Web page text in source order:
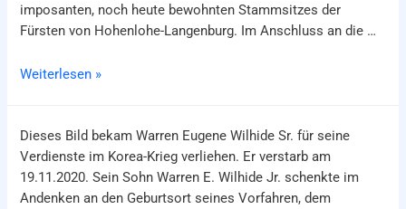
imposanten, noch heute bewohnten Stammsitzes der
Fürsten von Hohenlohe-Langenburg. Im Anschluss an die …
Herbstausflug
Weiterlesen »
Dieses Bild bekam Warren Eugene Wilhide Sr. für seine
Verdienste im Korea-Krieg verliehen. Er verstarb am
19.11.2020. Sein Sohn Warren E. Wilhide Jr. schenkte im
Andenken an den Geburtsort seines Vorfahren, dem